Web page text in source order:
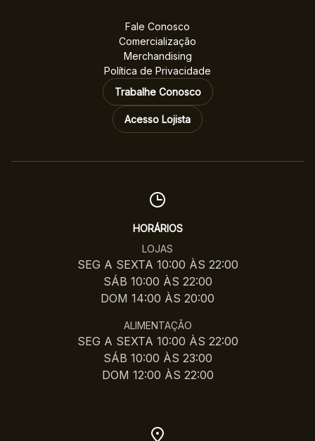
Fale Conosco
Comercialização
Merchandising
Política de Privacidade
Trabalhe Conosco
Acesso Lojista
HORÁRIOS
LOJAS
SEG A SEXTA 10:00 ÀS 22:00
SÁB 10:00 ÀS 22:00
DOM 14:00 ÀS 20:00
ALIMENTAÇÃO
SEG A SEXTA 10:00 ÀS 22:00
SÁB 10:00 ÀS 23:00
DOM 12:00 ÀS 22:00